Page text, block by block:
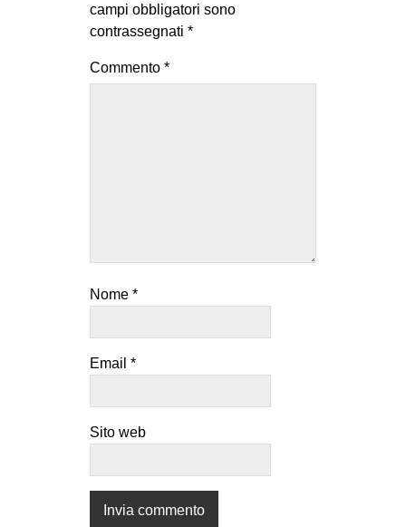
ESTREMO ORIENTE
tw
bsky
campi obbligatori sono
contrassegnati *
Commento *
Nome *
Email *
Sito web